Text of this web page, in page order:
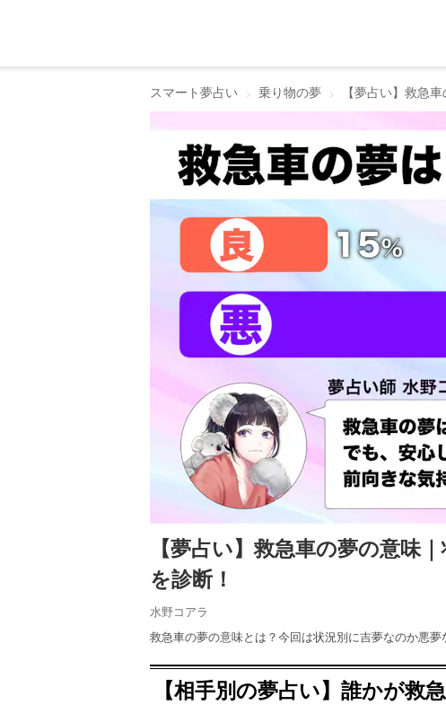
スマート夢占い 乗り物の夢 【夢占い】救急
【夢占い】救急車の夢の意味
を診断！
水野コアラ
救急車の夢の意味とは？今回は状況別に吉夢なのか悪
【相手別の夢占い】誰かが救